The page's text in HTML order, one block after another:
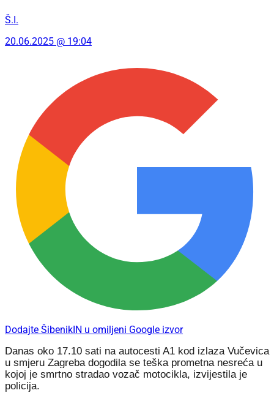
Š.I.
20.06.2025 @ 19:04
Dodajte ŠibenikIN u omiljeni Google izvor
Danas oko 17.10 sati na autocesti A1 kod izlaza Vučevica
u smjeru Zagreba dogodila se teška prometna nesreća u
kojoj je smrtno stradao vozač motocikla, izvijestila je
policija.